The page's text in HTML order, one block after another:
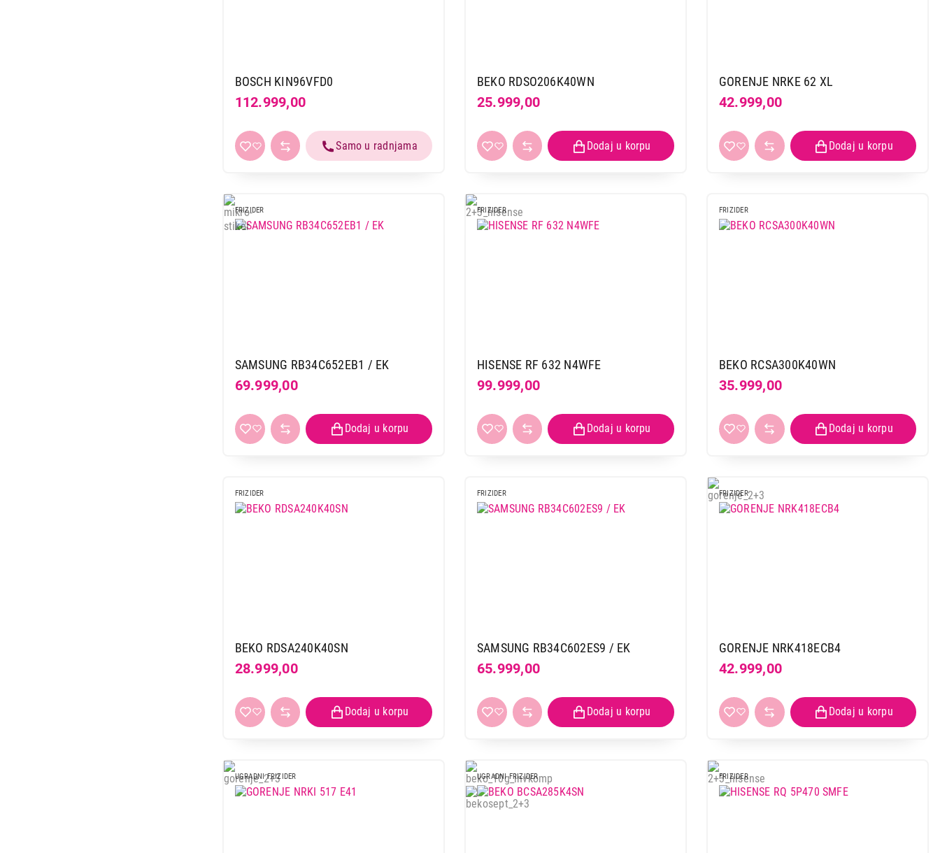
BOSCH KIN96VFD0
112.999,00
BEKO RDSO206K40WN
25.999,00
GORENJE NRKE 62 XL
42.999,00
FRIZIDER
SAMSUNG RB34C652EB1 / EK
69.999,00
FRIZIDER
HISENSE RF 632 N4WFE
99.999,00
FRIZIDER
BEKO RCSA300K40WN
35.999,00
FRIZIDER
BEKO RDSA240K40SN
28.999,00
FRIZIDER
SAMSUNG RB34C602ES9 / EK
65.999,00
FRIZIDER
GORENJE NRK418ECB4
42.999,00
UGRADNI FRIZIDER UGRADNI FRIZIDER FRIZIDER